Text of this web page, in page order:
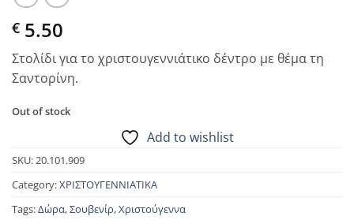
€ 5.50
Στολίδι για το χριστουγεννιάτικο δέντρο με θέμα τη
Σαντορίνη.
Out of stock
Add to wishlist
SKU:20.101.909
Category:ΧΡΙΣΤΟΥΓΕΝΝΙΑΤΙΚΑ
Tags:Δώρα,Σουβενίρ,Χριστούγεννα